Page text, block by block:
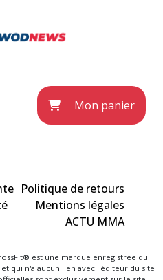
Mon panier
Politique de retours
Mentions légales
ACTU MMA
est une marque enregistrée qui
qui n'a aucun lien avec l'éditeur du site